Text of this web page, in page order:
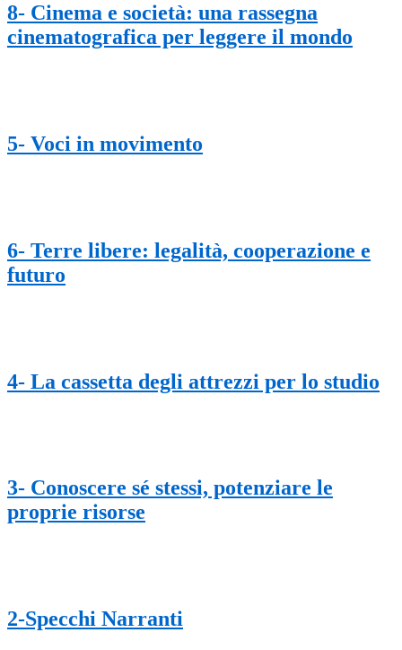
8- Cinema e società: una rassegna
cinematografica per leggere il mondo
5- Voci in movimento
6- Terre libere: legalità, cooperazione e
futuro
4- La cassetta degli attrezzi per lo studio
3- Conoscere sé stessi, potenziare le
proprie risorse
2-Specchi Narranti